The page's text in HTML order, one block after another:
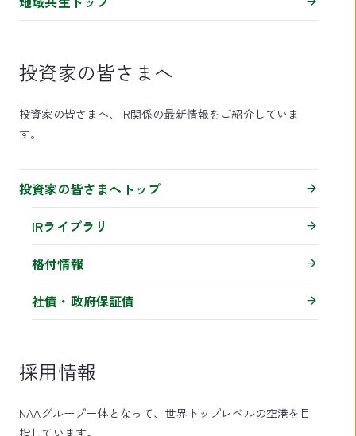
投資家の皆さまへ
投資家の皆さまへ、IR関係の最新情報をご紹介していま
す。
投資家の皆さまへトップ
IRライブラリ
格付情報
社債・政府保証債
採用情報
NAAグループ一体となって、世界トップレベルの空港を目
指しています。